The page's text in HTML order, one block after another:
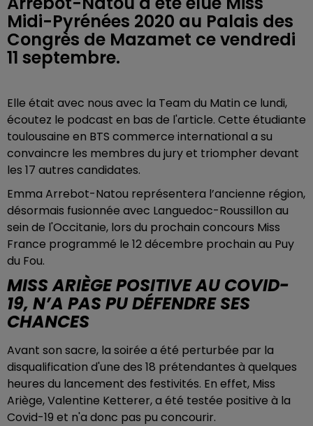
Midi-Pyrénées 2020 au Palais des
Congrès de Mazamet ce vendredi
11 septembre.
Elle était avec nous avec la Team du Matin ce lundi,
écoutez le podcast en bas de l'article. Cette étudiante
toulousaine en BTS commerce international a su
convaincre les membres du jury et triompher devant
les 17 autres candidates.
Emma Arrebot-Natou représentera l’ancienne région,
désormais fusionnée avec Languedoc-Roussillon au
sein de l'Occitanie, lors du prochain concours Miss
France programmé le 12 décembre prochain au Puy
du Fou.
MISS ARIÈGE POSITIVE AU COVID-
19, N’A PAS PU DÉFENDRE SES
CHANCES
Avant son sacre, la soirée a été perturbée par la
disqualification d'une des 18 prétendantes à quelques
heures du lancement des festivités. En effet, Miss
Ariège, Valentine Ketterer, a été testée positive à la
Covid-19 et n'a donc pas pu concourir.